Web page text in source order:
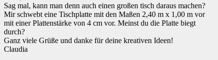
Sag mal, kann man denn auch einen großen tisch daraus machen?
Mir schwebt eine Tischplatte mit den Maßen 2,40 m x 1,00 m vor
mit einer Plattenstärke von 4 cm vor. Meinst du die Platte biegt
durch?
Ganz viele Grüße und danke für deine kreativen Ideen!
Claudia